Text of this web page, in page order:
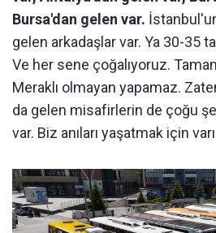
Bursa'dan gelen var.
gelen arkadaşlar var. Ya 30-35
Ve her sene çoğalıyoruz.
Meraklı olmayan yapamaz.
da gelen misafirlerin de çoğu
var. Biz anıları yaşatmak için